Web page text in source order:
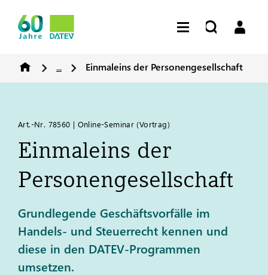
... Einmaleins der Personengesellschaft
Art.-Nr. 78560 | Online-Seminar (Vortrag)​
Einmaleins der
Personengesellschaft
Grundlegende Geschäftsvorfälle im
Handels- und Steuerrecht kennen und
diese in den DATEV-Programmen
umsetzen.